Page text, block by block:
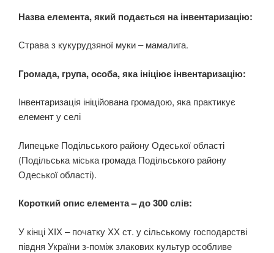
Назва елемента, який подається на інвентаризацію:
Страва з кукурудзяної муки – мамалига.
Громада, група, особа, яка ініціює інвентаризацію:
Інвентаризація ініційована громадою, яка практикує
елемент у селі
Липецьке Подільського району Одеської області
(Подільська міська громада Подільського району
Одеської області).
Короткий опис елемента – до 300 слів:
У кінці ХІХ – початку ХХ ст. у сільському господарстві
півдня України з-поміж злакових культур особливе